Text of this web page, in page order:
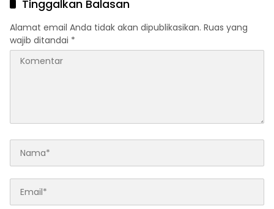
Tinggalkan Balasan
Alamat email Anda tidak akan dipublikasikan. Ruas yang
wajib ditandai *